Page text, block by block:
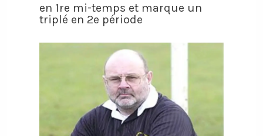
en 1re mi-temps et marque un
triplé en 2e période